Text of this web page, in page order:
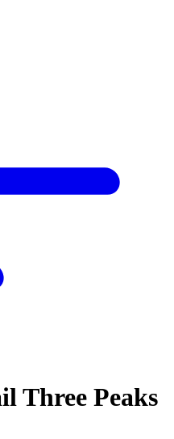
Three Peaks